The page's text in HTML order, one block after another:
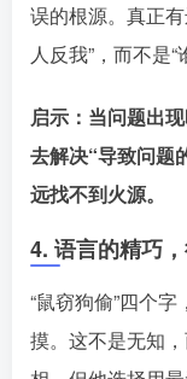
误的根源。真正
人反我”，而不是“
启示：当问题出
去解决“导致问题
远找不到火源。󠄹󠅀󠄪󠄢󠄡󠄦󠄞󠄧󠄣󠄞󠄢󠄡󠄦󠄞󠄡󠄧󠄢󠅬󠅅󠅃󠄵󠅂󠄪󠅗󠅥󠅕󠅣󠅤󠅬󠅄󠄹󠄽󠄵󠄪󠄢󠄠󠄢󠄦󠄝󠄠󠄨󠄝󠄡󠄠󠄐󠄡󠄠󠄪󠄠󠄥󠄪󠄠󠄩󠅬󠅨󠅙󠅑󠅟󠅗󠅒󠄞󠅓󠅟󠅝󠄐󠇕󠆠󠅿󠇖󠆄󠆩󠇕󠅿󠆈󠇗󠆭󠆁󠄐󠇗󠅹󠅸󠇖󠆍󠅳󠇖󠅹󠅰󠇖󠆌󠅹
4. 语言的精巧
“鼠窃狗偷”四个
摸。这不是无知